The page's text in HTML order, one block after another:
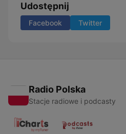
Udostępnij
Facebook Twitter
Radio Polska
Stacje radiowe i podcasty